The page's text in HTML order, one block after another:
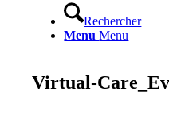
Rechercher
Menu Menu
Virtual-